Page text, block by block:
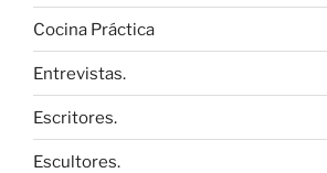
Cocina Práctica
Entrevistas.
Escritores.
Escultores.